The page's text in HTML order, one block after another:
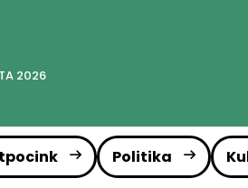
2026
Politika